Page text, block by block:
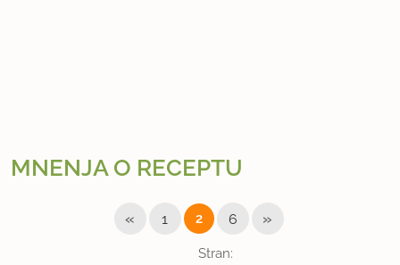
m
MNENJA O RECEPTU
Stran:
« 1 2 6 »